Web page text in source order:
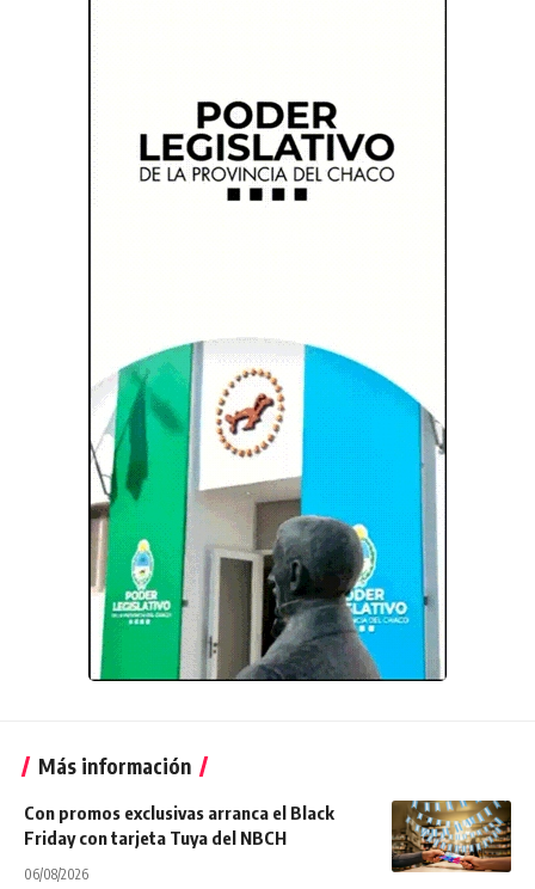
Más información
Con promos exclusivas arranca el Black
Friday con tarjeta Tuya del NBCH
06/08/2026